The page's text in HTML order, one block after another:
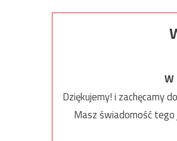
W
Dziękujemy! i zachęcamy
Masz świadomość